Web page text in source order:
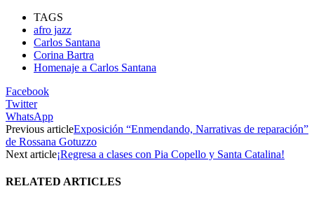
TAGS
afro jazz
Carlos Santana
Corina Bartra
Homenaje a Carlos Santana
Facebook
Twitter
WhatsApp
Previous articleExposición “Enmendando, Narrativas de reparación”
de Rossana Gotuzzo
Next article¡Regresa a clases con Pia Copello y Santa Catalina!
RELATED ARTICLES